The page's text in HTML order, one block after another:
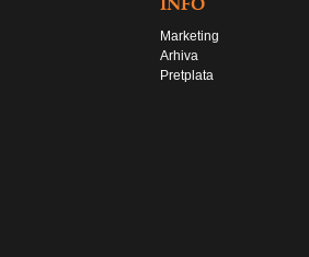
Marketing
Arhiva
Pretplata